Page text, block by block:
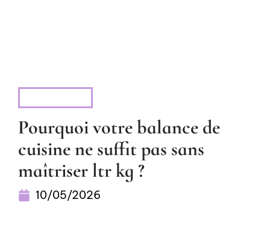
Pourquoi votre balance de
cuisine ne suffit pas sans
maîtriser ltr kg ?
10/05/2026